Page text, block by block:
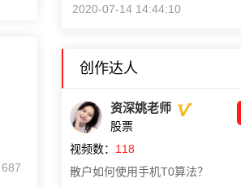
687
2020-07-14 14:44:10
创作达人
资深姚老师
股票
视频数： 118
散户如何使用手机T0算法？